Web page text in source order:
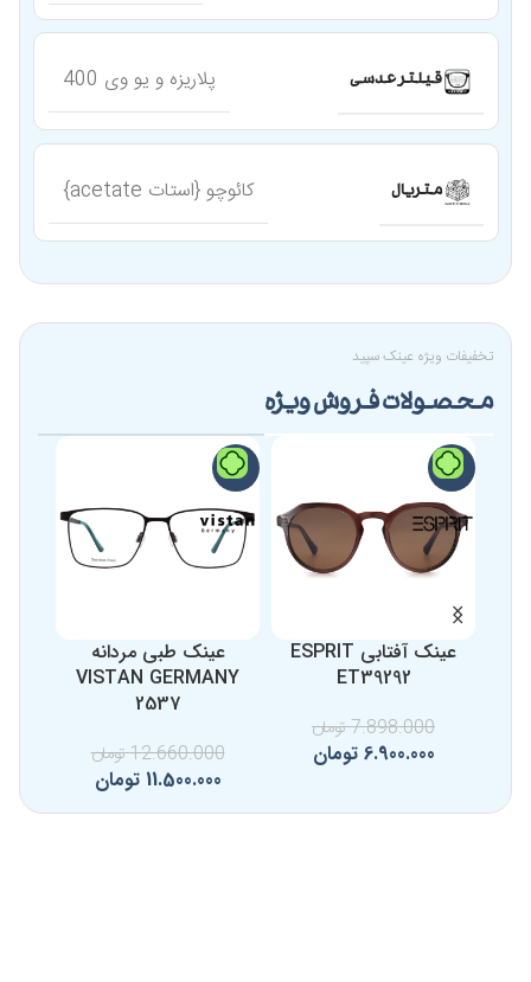
قیلتر عدسی پلاریزه و یو وی 400
متریال کائوچو {استات acetate}
تخفیفات ویژه عینک سپید
محصولات فروش ویژه
-13%
عینک آفتابی ESPRIT
ET39292
7.898.000تومان
6.900.000 تومان
-9%
عینک طبی مردانه
VISTAN GERMANY
2537
12.660.000تومان
11.500.000 تومان